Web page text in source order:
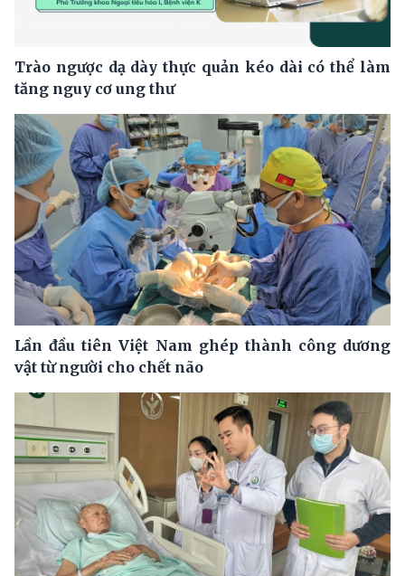
Trào ngược dạ dày thực quản kéo dài có thể làm
tăng nguy cơ ung thư
Lần đầu tiên Việt Nam ghép thành công dương
vật từ người cho chết não